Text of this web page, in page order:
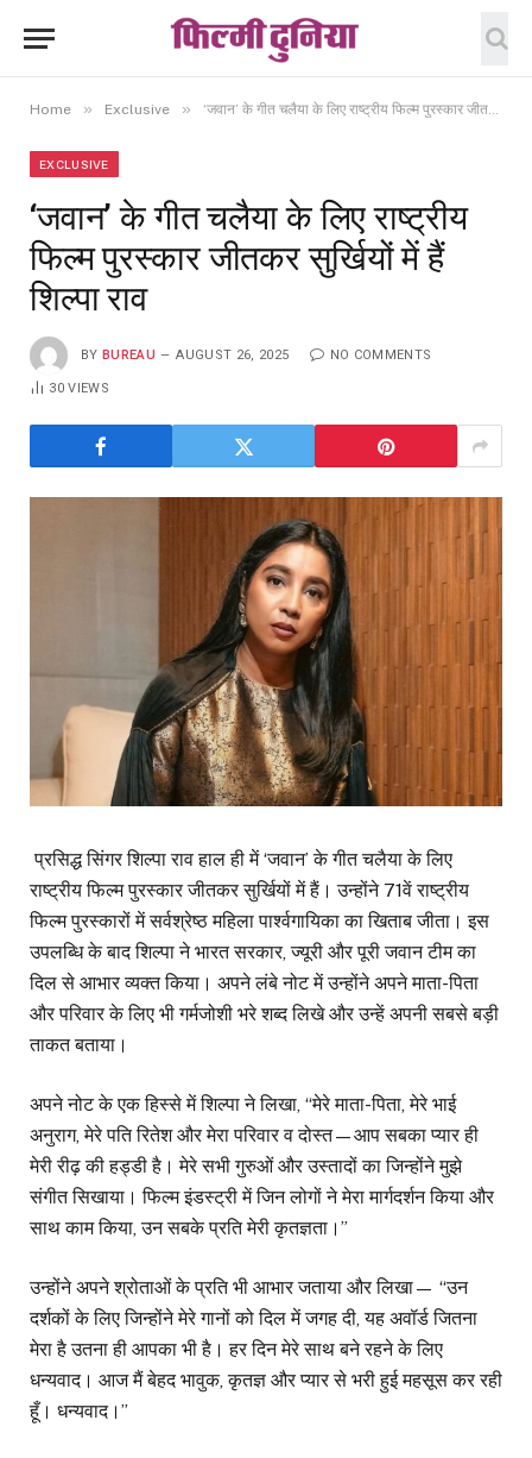
Home » Exclusive » ‘जवान’ के गीत चलैया के लिए राष्ट्रीय फिल्म पुरस्कार जीतकर सुर्खियों में हैं शिल्पा राव
EXCLUSIVE
‘जवान’ के गीत चलैया के लिए राष्ट्रीय
फिल्म पुरस्कार जीतकर सुर्खियों में हैं
शिल्पा राव
BY BUREAU AUGUST 26, 2025 NO COMMENTS
30VIEWS
प्रसिद्ध सिंगर शिल्पा राव हाल ही में ‘जवान’ के गीत चलैया के लिए
राष्ट्रीय फिल्म पुरस्कार जीतकर सुर्खियों में हैं। उन्होंने 71वें राष्ट्रीय
फिल्म पुरस्कारों में सर्वश्रेष्ठ महिला पार्श्वगायिका का खिताब जीता। इस
उपलब्धि के बाद शिल्पा ने भारत सरकार, ज्यूरी और पूरी जवान टीम का
दिल से आभार व्यक्त किया। अपने लंबे नोट में उन्होंने अपने माता-पिता
और परिवार के लिए भी गर्मजोशी भरे शब्द लिखे और उन्हें अपनी सबसे बड़ी
ताकत बताया।
अपने नोट के एक हिस्से में शिल्पा ने लिखा, “मेरे माता-पिता, मेरे भाई
अनुराग, मेरे पति रितेश और मेरा परिवार व दोस्त—आप सबका प्यार ही
मेरी रीढ़ की हड्डी है। मेरे सभी गुरुओं और उस्तादों का जिन्होंने मुझे
संगीत सिखाया। फिल्म इंडस्ट्री में जिन लोगों ने मेरा मार्गदर्शन किया और
साथ काम किया, उन सबके प्रति मेरी कृतज्ञता।”
उन्होंने अपने श्रोताओं के प्रति भी आभार जताया और लिखा— “उन
दर्शकों के लिए जिन्होंने मेरे गानों को दिल में जगह दी, यह अवॉर्ड जितना
मेरा है उतना ही आपका भी है। हर दिन मेरे साथ बने रहने के लिए
धन्यवाद। आज मैं बेहद भावुक, कृतज्ञ और प्यार से भरी हुई महसूस कर रही
हूँ। धन्यवाद।”